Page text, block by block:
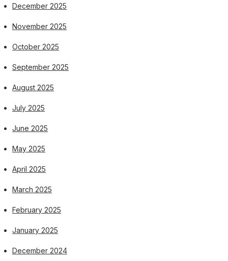
December 2025
November 2025
October 2025
September 2025
August 2025
July 2025
June 2025
May 2025
April 2025
March 2025
February 2025
January 2025
December 2024